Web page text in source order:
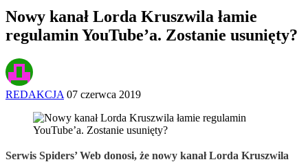
Nowy kanał Lorda Kruszwila łamie
regulamin YouTube’a. Zostanie usunięty?
REDAKCJA 07 czerwca 2019
Serwis Spiders’ Web donosi, że nowy kanał Lorda Kruszwila